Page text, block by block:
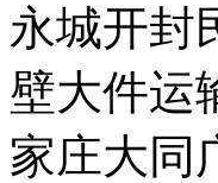
永城开封
壁大件运
家庄大同